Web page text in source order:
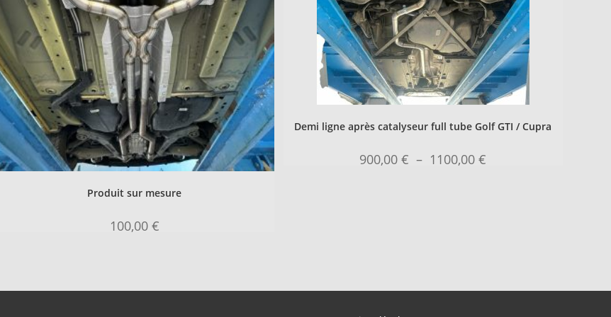
Produit sur mesure
100,00 €
Demi ligne après catalyseur full tube Golf GTI / Cupra
900,00€ – 1100,00€